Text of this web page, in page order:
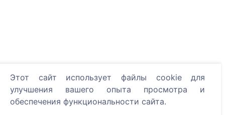
Этот сайт использует файлы cookie для
улучшения вашего опыта просмотра и
обеспечения функциональности сайта.